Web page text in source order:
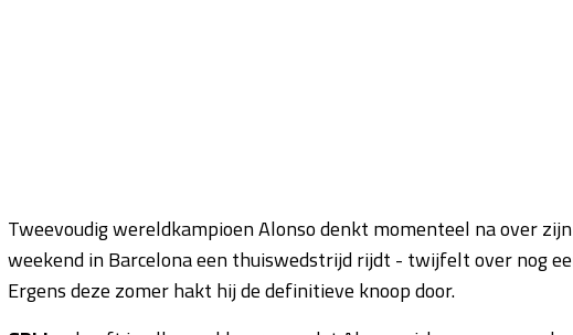
Tweevoudig wereldkampioen Alonso denkt momenteel na over
weekend in Barcelona een thuiswedstrijd rijdt - twijfelt over nog
Ergens deze zomer hakt hij de definitieve knoop door.